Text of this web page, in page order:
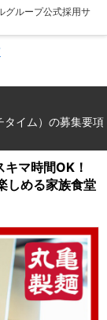
グループ公式採用サ
タイム）の募集要項
マ時間OK！
しめる家族食堂